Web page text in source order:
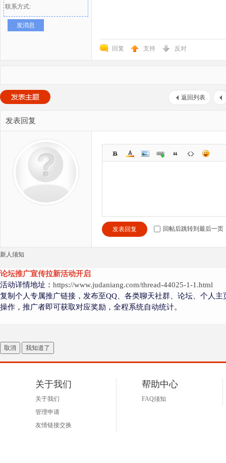
联系方式:
发消息
回复 支持 反对
返回列表
发表回复
发表回复 回帖后跳转到最后一页
新人须知
论坛推广宣传拉新活动开启
活动详情地址： https://www.judaniang.com/thread-44025-1-1.html
复制个人专属推广链接，发布至QQ、各类聊天社群、论坛、个人
操作，推广者即可获取对应奖励，全程系统自动统计。
取消 我知道了
关于我们
关于我们
管理申请
友情链接交换
帮助中心
FAQ须知